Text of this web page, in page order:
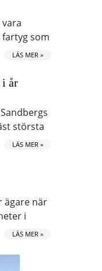
som
LÄS MER »
i år
största
LÄS MER »
ägare när
i
LÄS MER »